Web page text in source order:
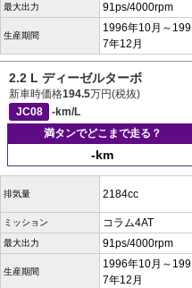
最大出力 91ps/4000rpm
生産期間
1996年10月～199
7年12月
2.2 L ディーゼルターボ
新車時価格194.5万円(税抜)
JC08
-km/L
満タンでどこまで走る？
-km
排気量 2184cc
ミッション コラム4AT
最大出力 91ps/4000rpm
生産期間
1996年10月～199
7年12月